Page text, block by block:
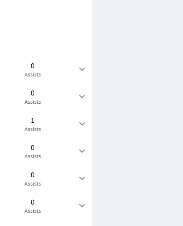
0
Assists
0
Assists
1
Assists
0
Assists
0
Assists
0
Assists